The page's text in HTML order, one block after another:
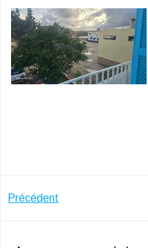
Navigation
de
Précédent